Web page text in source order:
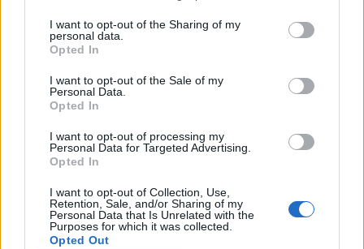
I want to opt-out of the Sharing of my
personal data.
Opted In
I want to opt-out of the Sale of my
Personal Data.
Opted In
I want to opt-out of processing my
Personal Data for Targeted Advertising.
Opted In
I want to opt-out of Collection, Use,
Retention, Sale, and/or Sharing of my
Personal Data that Is Unrelated with the
Purposes for which it was collected.
Opted Out
Letras Top Artistas
B C D E F G H K
N O
Z #